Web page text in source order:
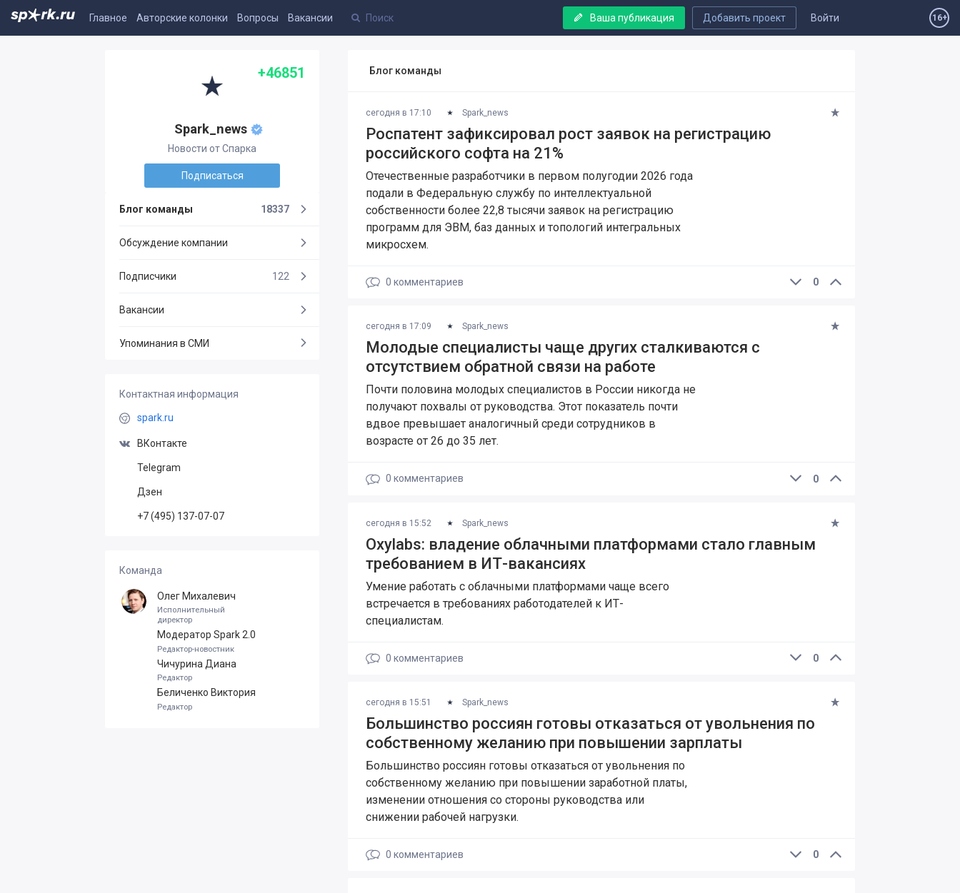
Войти
Добавить проект
Главное Авторские колонки Вопросы Вакансии Ваша публикация 16+
Spark_news
+46851
Новости от Спарка
Подписаться
Блог команды 18337
Обсуждение компании
Подписчики 122
Вакансии
Упоминания в СМИ
Контактная информация
spark.ru
ВКонтакте
Telegram
Дзен
+7 (495) 137-07-07
Команда
Олег Михалевич
Исполнительный
директор
Модератор Spark 2.0
Редактор-новостник
Чичурина Диана
Редактор
Беличенко Виктория
Редактор
Блог команды
сегодня в 17:10 Spark_news
Роспатент зафиксировал рост заявок на регистрацию
российского софта на 21%
Отечественные разработчики в первом полугодии 2026 года
подали в Федеральную службу по интеллектуальной
собственности более 22,8 тысячи заявок на регистрацию
программ для ЭВМ, баз данных и топологий интегральных
микросхем.
0
0 комментариев
сегодня в 17:09 Spark_news
Молодые специалисты чаще других сталкиваются с
отсутствием обратной связи на работе
Почти половина молодых специалистов в России никогда не
получают похвалы от руководства. Этот показатель почти
вдвое превышает аналогичный среди сотрудников в
возрасте от 26 до 35 лет.
0
0 комментариев
сегодня в 15:52 Spark_news
Oxylabs: владение облачными платформами стало главным
требованием в ИТ-вакансиях
Умение работать с облачными платформами чаще всего
встречается в требованиях работодателей к ИТ-
специалистам.
0
0 комментариев
сегодня в 15:51 Spark_news
Большинство россиян готовы отказаться от увольнения по
собственному желанию при повышении зарплаты
Большинство россиян готовы отказаться от увольнения по
собственному желанию при повышении заработной платы,
изменении отношения со стороны руководства или
снижении рабочей нагрузки.
0
0 комментариев